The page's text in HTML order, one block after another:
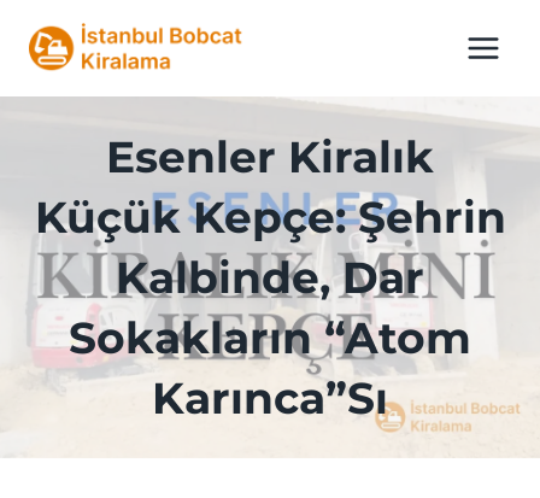
Esenler Kiralık
Küçük Kepçe: Şehrin
Kalbinde, Dar
Sokakların “Atom
Karınca”sı